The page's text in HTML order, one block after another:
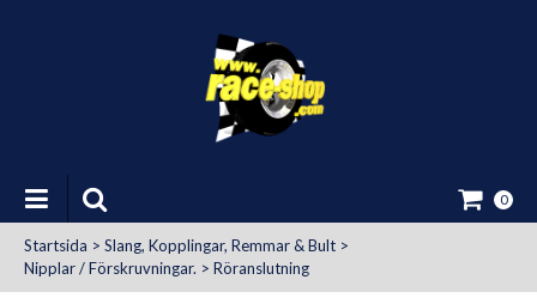
0
Startsida > Slang, Kopplingar, Remmar & Bult >
Nipplar / Förskruvningar. > Röranslutning